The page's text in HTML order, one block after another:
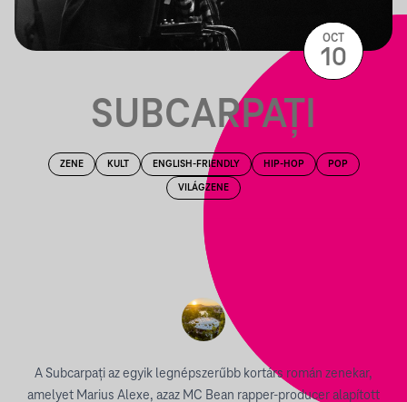
SUBCARPAȚI
ZENE KULT ENGLISH-FRIENDLY HIP-HOP POP
VILÁGZENE
A Subcarpați az egyik legnépszerűbb kortárs román zenekar,
amelyet Marius Alexe, azaz MC Bean rapper-producer alapított
OCT
10